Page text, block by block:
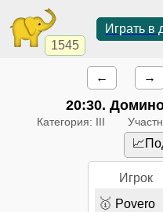
1545
Играть в
← →
20:30.
Категория: III
Игрок
🥇 Povero